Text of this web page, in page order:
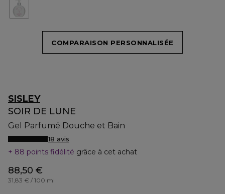
COMPARAISON PERSONNALISÉE
SISLEY
SOIR DE LUNE
Gel Parfumé Douche et Bain
18 avis
88 points fidélité grâce à cet achat
88,50 €
31,83 € / 100 ml